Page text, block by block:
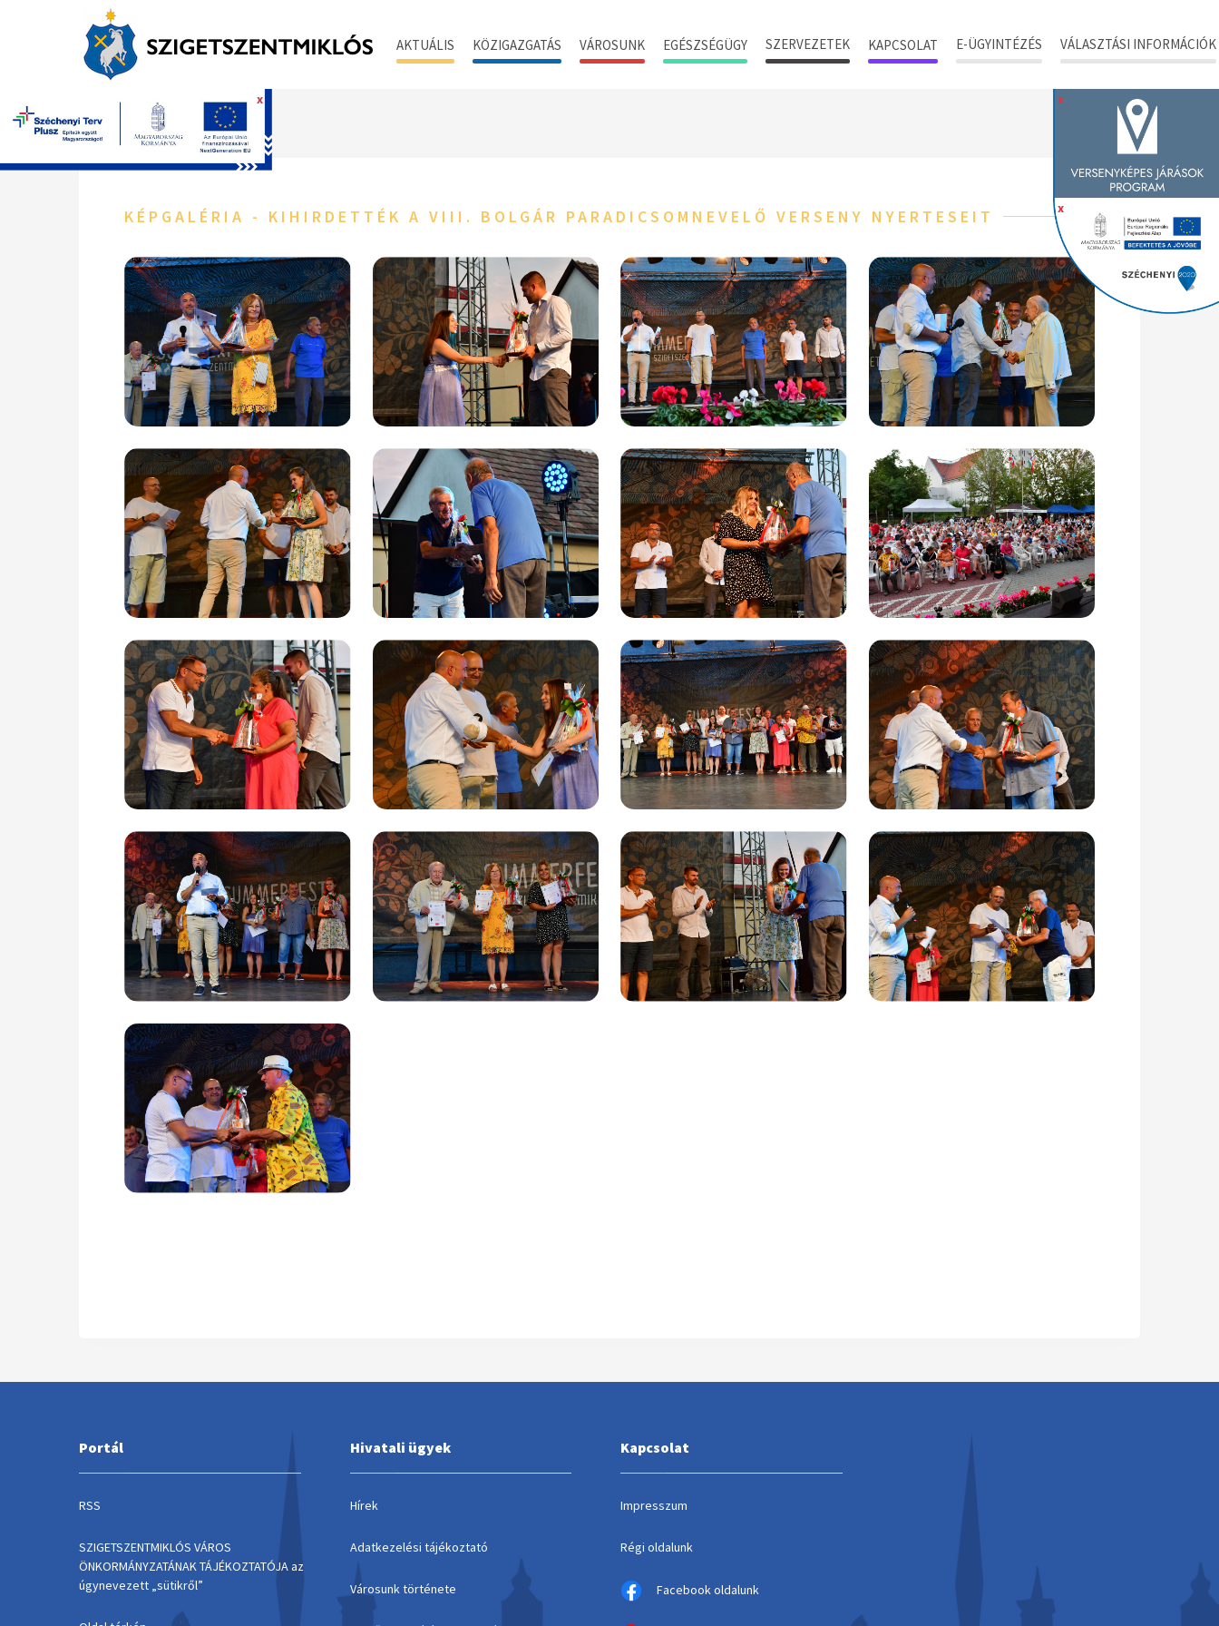
AKTUÁLIS KÖZIGAZGATÁS VÁROSUNK EGÉSZSÉGÜGY SZERVEZETEK KAPCSOLAT E-ÜGYINTÉZÉS VÁLASZTÁSI INFORMÁCIÓK
x
x
x
Főoldal
KÉPGALÉRIA - KIHIRDETTÉK A VIII. BOLGÁR PARADICSOMNEVELŐ VERSENY NYERTESEIT
Portál
RSS
SZIGETSZENTMIKLÓS VÁROS
ÖNKORMÁNYZATÁNAK TÁJÉKOZTATÓJA az
úgynevezett „sütikről”
Hivatali ügyek
Hírek
Adatkezelési tájékoztató
Városunk története
Kapcsolat
Impresszum
Régi oldalunk
Facebook oldalunk